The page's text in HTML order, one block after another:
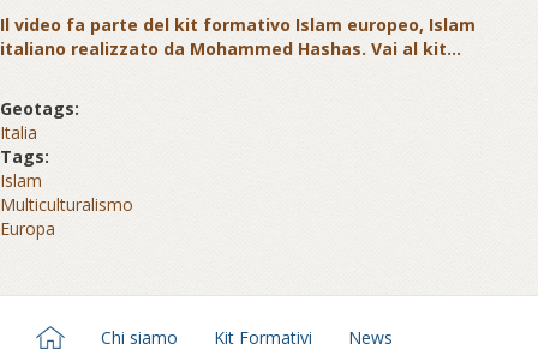
Il video fa parte del kit formativo Islam europeo, Islam
italiano realizzato da Mohammed Hashas. Vai al kit...
Geotags:
Italia
Tags:
Islam
Multiculturalismo
Europa
Chi siamo Kit Formativi News